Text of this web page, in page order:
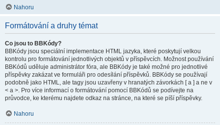
Nahoru
Formátování a druhy témat
Co jsou to BBKódy?
BBKódy jsou speciální implementace HTML jazyka, které poskytují velkou
kontrolu pro formátování jednotlivých objektů v příspěvcích. Možnost používání
BBKódů uděluje administrátor fóra, ale BBKódy je také možné pro jednotlivé
příspěvky zakázat ve formuláři pro odesílání příspěvků. BBKódy se používají
podobně jako HTML, ale tagy jsou uzavřeny v hranatých závorkách [ a ] a ne v
< a >. Pro více informací o formátování pomocí BBKódů se podívejte na
průvodce, ke kterému najdete odkaz na stránce, na které se píší příspěvky.
Nahoru